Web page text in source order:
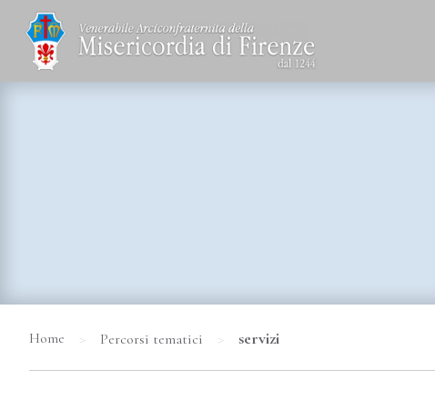
Home > Percorsi tematici > servizi